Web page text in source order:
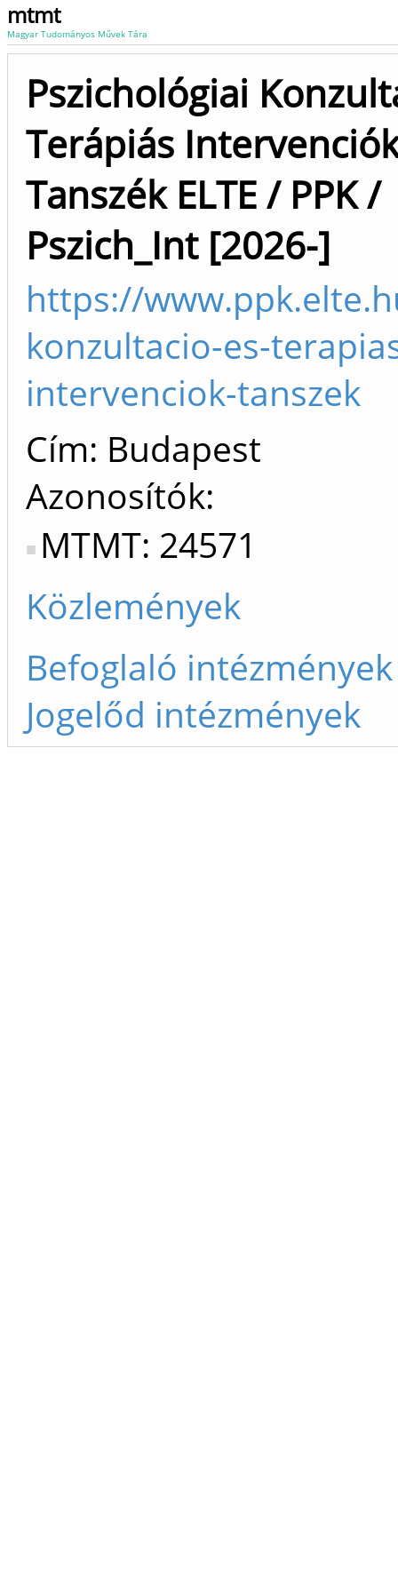
mtmt
Magyar Tudományos Művek Tára
Pszichológiai
Terápiás
Tanszék ELTE / PPK /
Pszich_Int [2026-]
https://
konzultacio-es-
intervenciok-tanszek
Cím: Budapest
Azonosítók
MTMT: 24571
Közlemények
Befoglaló intézmények
Jogelőd intézmények